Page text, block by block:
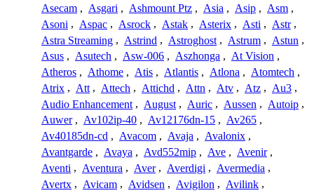
Asecam , Asgari , Ashmount Ptz , Asia , Asip , Asm ,
Asoni , Aspac , Asrock , Astak , Asterix , Asti , Astr ,
Astra Streaming , Astrind , Astroghost , Astrum , Astun ,
Asus , Asutech , Asw-006 , Aszhonga , At Vision ,
Atheros , Athome , Atis , Atlantis , Atlona , Atomtech ,
Atrix , Att , Attech , Attichd , Attn , Atv , Atz , Au3 ,
Audio Enhancement , August , Auric , Aussen , Autoip ,
Auwer , Av102ip-40 , Av12176dn-15 , Av265 ,
Av40185dn-cd , Avacom , Avaja , Avalonix ,
Avantgarde , Avaya , Avd552mip , Ave , Avenir ,
Aventi , Aventura , Aver , Averdigi , Avermedia ,
Avertx , Avicam , Avidsen , Avigilon , Avilink ,